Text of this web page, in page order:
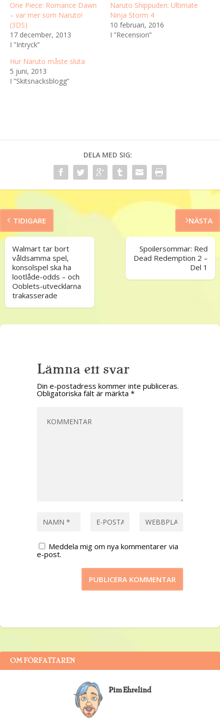
One Piece: Romance Dawn
– var mer som Naruto!
(3DS)
17 december, 2013
I ”Intryck”
Naruto Shippuden: Ultimate
Ninja Storm 4
10 februari, 2016
I ”Recension”
Hur Naruto måste sluta
5 juni, 2013
I ”Skitsnacksblogg”
DELA MED SIG:
TIDIGARE
Walmart tar bort
våldsamma spel,
konsolspel ska ha
lootlåde-odds – och
Ooblets-utvecklarna
trakasserade
NÄSTA
Spoilersommar: Red
Dead Redemption 2 –
Del 1
Lämna ett svar
Din e-postadress kommer inte publiceras.
Obligatoriska fält är märkta *
Meddela mig om nya kommentarer via
e-post.
OM FÖRFATTAREN
Pim Ehrelind